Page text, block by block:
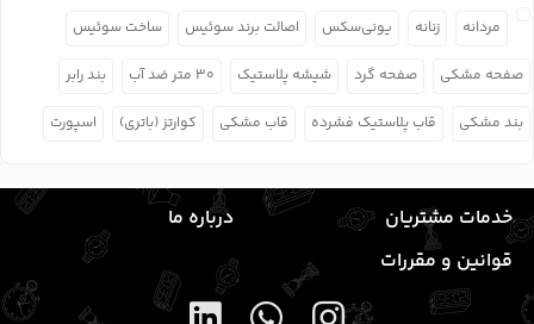
مردانه زنانه یونی‌سکس اصالت برند سوئیس ساخت سوئیس
صفحه مشکی صفحه گرد شیشه پلاستیک ۳۰ متر ضد آب بند رابر
بند مشکی قاب پلاستیک فشرده قاب مشکی کوارتز (باتری) اسپورت
خدمات مشتریان
درباره ما
قوانین و مقررات